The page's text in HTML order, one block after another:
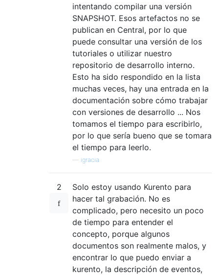
intentando compilar una versión
SNAPSHOT. Esos artefactos no se
publican en Central, por lo que
puede consultar una versión de los
tutoriales o utilizar nuestro
repositorio de desarrollo interno.
Esto ha sido respondido en la lista
muchas veces, hay una entrada en la
documentación sobre cómo trabajar
con versiones de desarrollo ... Nos
tomamos el tiempo para escribirlo,
por lo que sería bueno que se tomara
el tiempo para leerlo.
igracia
2
Solo estoy usando Kurento para
hacer tal grabación. No es
complicado, pero necesito un poco
de tiempo para entender el
concepto, porque algunos
documentos son realmente malos, y
encontrar lo que puedo enviar a
kurento, la descripción de eventos,